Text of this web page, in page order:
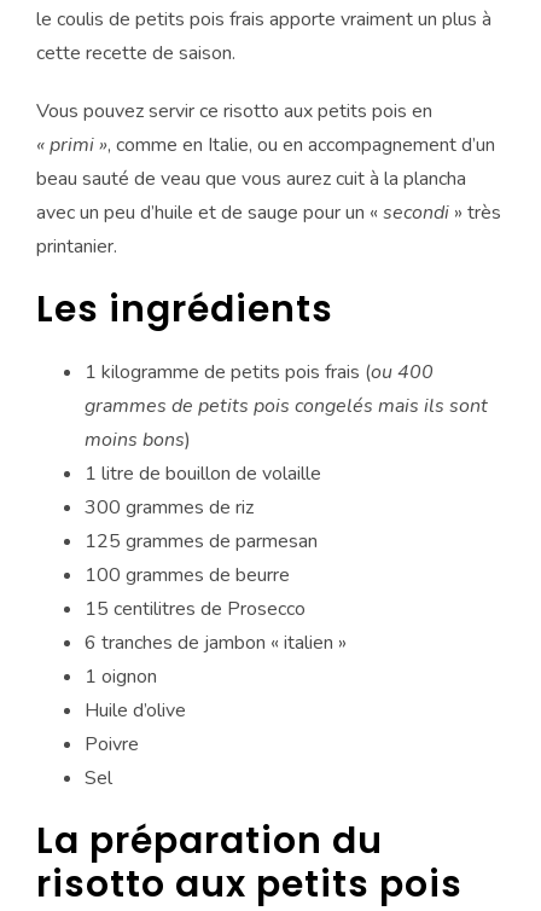
le coulis de petits pois frais apporte vraiment un plus à
cette recette de saison.
Vous pouvez servir ce risotto aux petits pois en
« primi », comme en Italie, ou en accompagnement d’un
beau sauté de veau que vous aurez cuit à la plancha
avec un peu d’huile et de sauge pour un « secondi » très
printanier.
Les ingrédients
1 kilogramme de petits pois frais (ou 400
grammes de petits pois congelés mais ils sont
moins bons)
1 litre de bouillon de volaille
300 grammes de riz
125 grammes de parmesan
100 grammes de beurre
15 centilitres de Prosecco
6 tranches de jambon « italien »
1 oignon
Huile d’olive
Poivre
Sel
La préparation du
risotto aux petits pois